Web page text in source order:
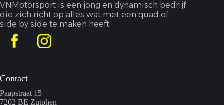
VNMotorsport is een jong en dynamisch bedrijf
die zich richt op alles wat met een quad of
side by side te maken heeft.
Contact
Paapstraat 15
7202 BE Zutphen